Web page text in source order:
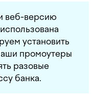
веб-версию
установить
промоутеры
разовые
банка.